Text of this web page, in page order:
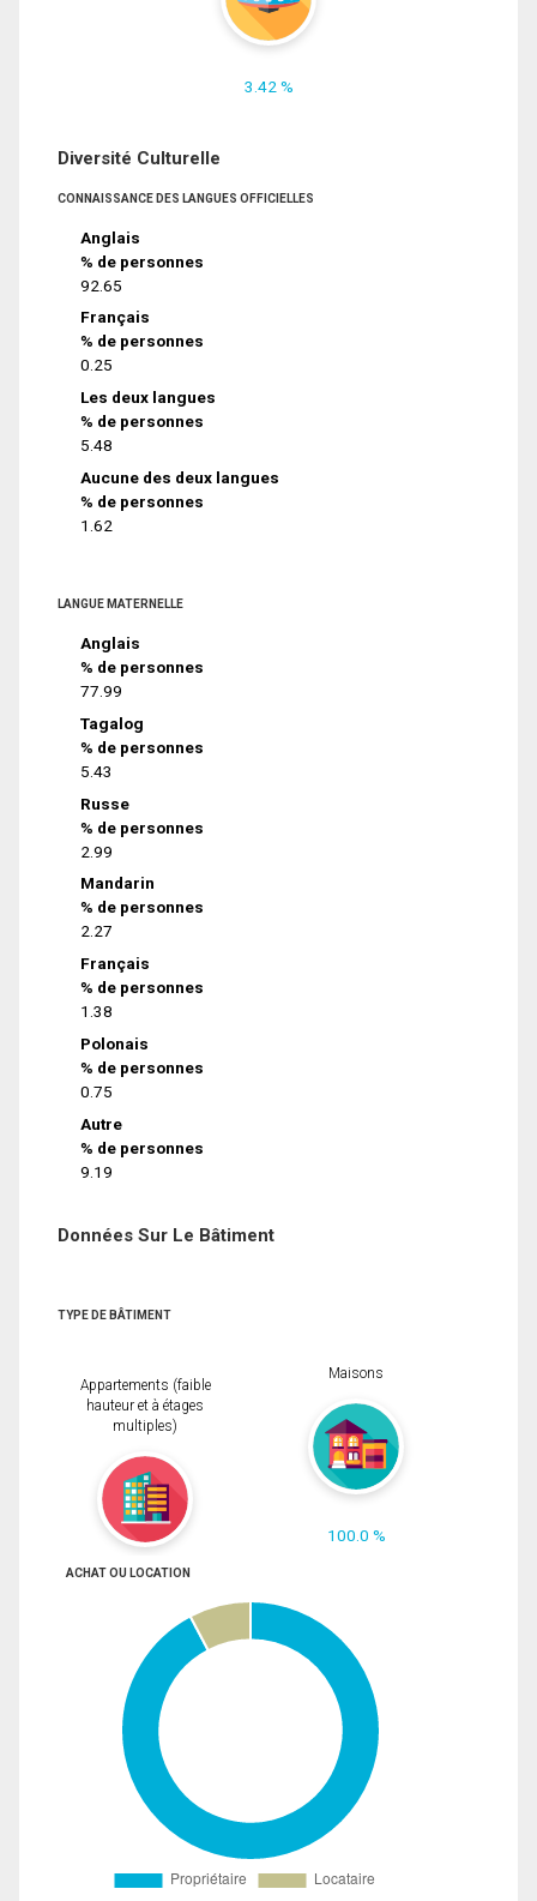
3.42 %
Diversité Culturelle
CONNAISSANCE DES LANGUES OFFICIELLES
Anglais
% de personnes
92.65
Français
% de personnes
0.25
Les deux langues
% de personnes
5.48
Aucune des deux langues
% de personnes
1.62
LANGUE MATERNELLE
Anglais
% de personnes
77.99
Tagalog
% de personnes
5.43
Russe
% de personnes
2.99
Mandarin
% de personnes
2.27
Français
% de personnes
1.38
Polonais
% de personnes
0.75
Autre
% de personnes
9.19
Données Sur Le Bâtiment
TYPE DE BÂTIMENT
Appartements (faible
hauteur et à étages
multiples)
Maisons
100.0 %
ACHAT OU LOCATION